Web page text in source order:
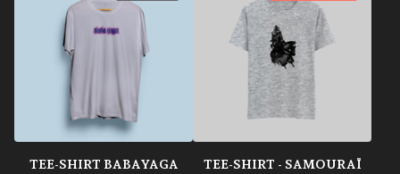
TEE-SHIRT BABAYAGA TEE-SHIRT - SAMOURAÏ